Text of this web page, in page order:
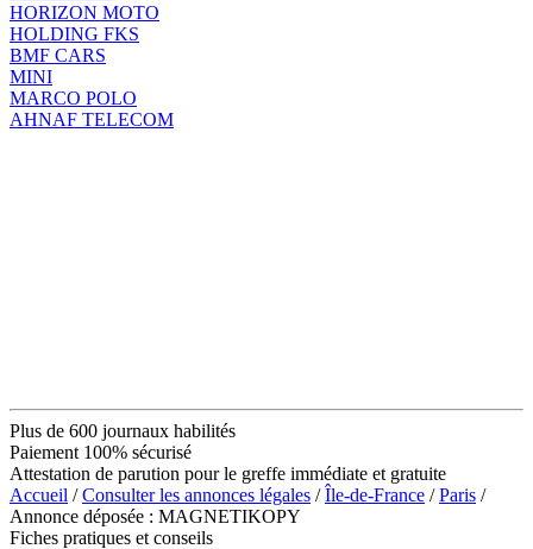
HORIZON MOTO
HOLDING FKS
BMF CARS
MINI
MARCO POLO
AHNAF TELECOM
Plus de 600 journaux habilités
Paiement 100% sécurisé
Attestation de parution pour le greffe immédiate et gratuite
Accueil /Consulter les annonces légales /Île-de-France /Paris /
Annonce déposée : MAGNETIKOPY
Fiches pratiques et conseils